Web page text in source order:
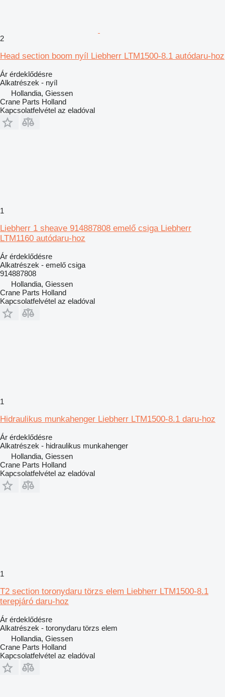
2
Head section boom nyíl Liebherr LTM1500-8.1 autódaru-hoz
Ár érdeklődésre
Alkatrészek - nyíl
Hollandia, Giessen
Crane Parts Holland
Kapcsolatfelvétel az eladóval
1
Liebherr 1 sheave 914887808 emelő csiga Liebherr
LTM1160 autódaru-hoz
Ár érdeklődésre
Alkatrészek - emelő csiga
914887808
Hollandia, Giessen
Crane Parts Holland
Kapcsolatfelvétel az eladóval
1
Hidraulikus munkahenger Liebherr LTM1500-8.1 daru-hoz
Ár érdeklődésre
Alkatrészek - hidraulikus munkahenger
Hollandia, Giessen
Crane Parts Holland
Kapcsolatfelvétel az eladóval
1
T2 section toronydaru törzs elem Liebherr LTM1500-8.1
terepjáró daru-hoz
Ár érdeklődésre
Alkatrészek - toronydaru törzs elem
Hollandia, Giessen
Crane Parts Holland
Kapcsolatfelvétel az eladóval